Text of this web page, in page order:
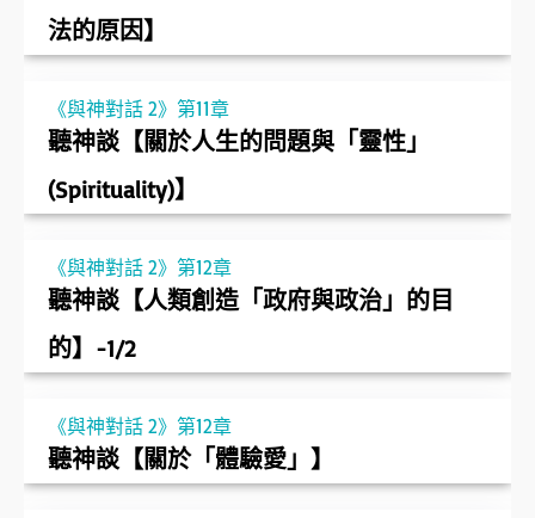
法的原因】
《與神對話 2》第11章
聽神談【關於人生的問題與「靈性」
(Spirituality)】
《與神對話 2》第12章
聽神談【人類創造「政府與政治」的目
的】-1/2
《與神對話 2》第12章
聽神談【關於「體驗愛」】